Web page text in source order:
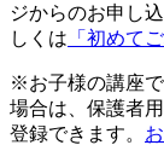
ジからのお申し
しくは 「初めて
※お子様の講座
場合は、保護者
登録できます。